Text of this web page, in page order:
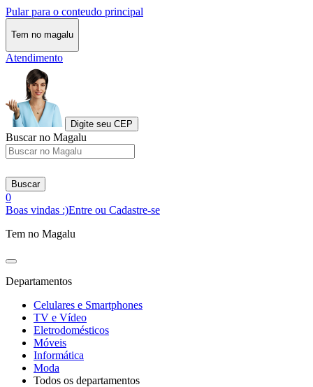
Pular para o conteudo principal
Tem no magalu
Atendimento
Digite seu CEP
Buscar no Magalu
Buscar
0
Boas vindas :)Entre ou Cadastre-se
Tem no Magalu
Departamentos
Celulares e Smartphones
TV e Vídeo
Eletrodomésticos
Móveis
Informática
Moda
Todos os departamentos